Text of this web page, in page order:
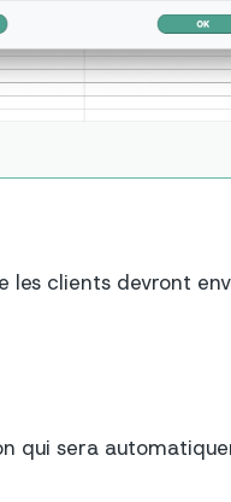
les clients devront
qui sera